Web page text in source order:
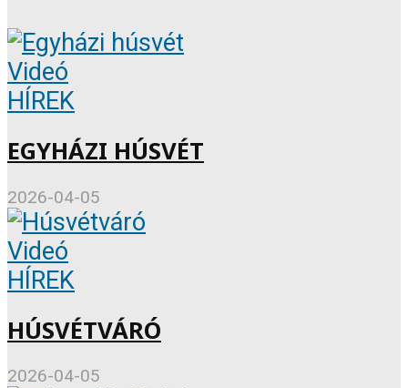
Videó
HÍREK
EGYHÁZI HÚSVÉT
2026-04-05
Videó
HÍREK
HÚSVÉTVÁRÓ
2026-04-05